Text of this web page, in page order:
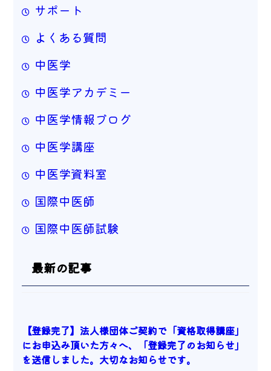
サポート
よくある質問
中医学
中医学アカデミー
中医学情報ブログ
中医学講座
中医学資料室
国際中医師
国際中医師試験
最新の記事
【登録完了】法人様団体ご契約で「資格取得講座」
にお申込み頂いた方々へ、「登録完了のお知らせ」
を送信しました。大切なお知らせです。